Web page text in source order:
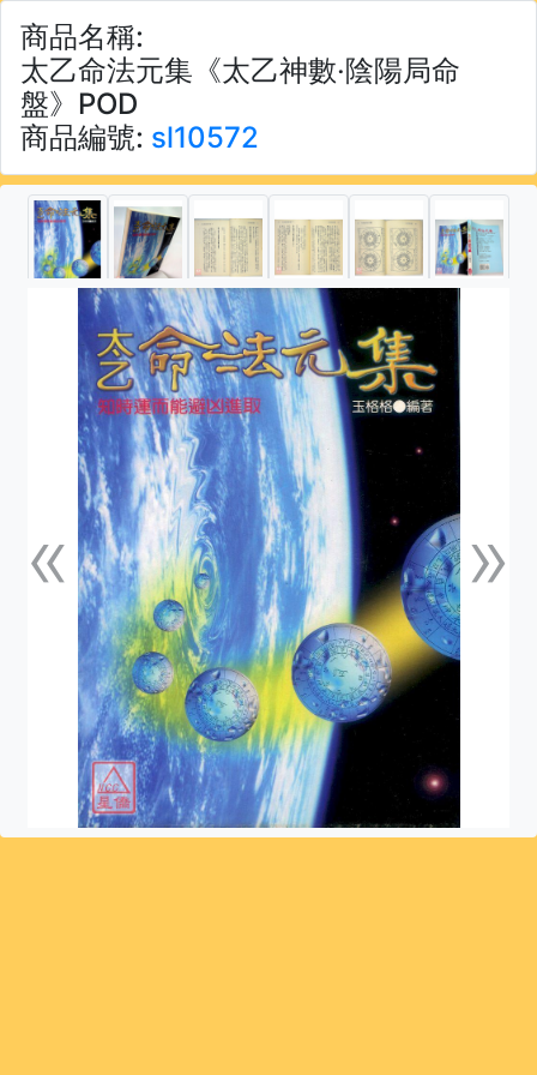
商品名稱:
太乙命法元集《太乙神數‧陰陽局命
盤》POD
商品編號: sl10572
«上一張 »下一